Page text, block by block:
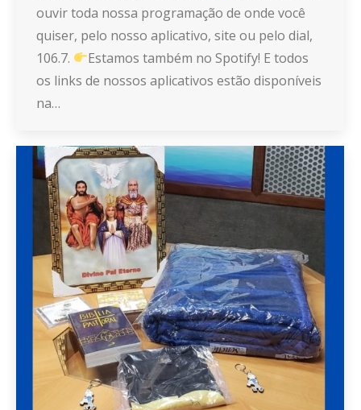
ouvir toda nossa programação de onde você
quiser, pelo nosso aplicativo, site ou pelo dial,
106.7.
Estamos também no Spotify! E todos
os links de nossos aplicativos estão disponíveis
na…